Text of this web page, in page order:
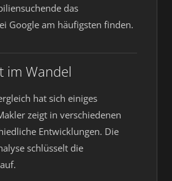
das
Google am häufigsten finden.
im Wandel
hat sich einiges
zeigt in verschiedenen
Entwicklungen. Die
schlüsselt die